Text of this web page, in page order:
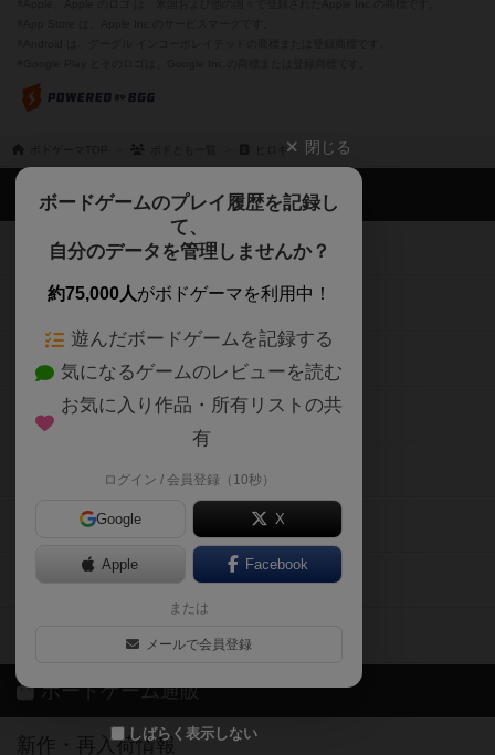
ヒロキ 閉じる
ボードゲームのプレイ履歴を記録し
て、
自分のデータを管理しませんか？
約75,000人がボドゲーマを利用中！
遊んだボードゲームを記録する
気になるゲームのレビューを読む
お気に入り作品・所有リストの共
有
ログイン / 会員登録（10秒）
Google X
Apple Facebook
または
メールで会員登録
しばらく表示しない
ボドゲーマTOP
ボードゲームを検索する
ボードゲームの新着レビュー
ボードゲーム会情報
メカニクス特集
掲示板・トピックス
ボドとも・会員一覧
ボードゲーム業界コラム
ボドゲーマご利用案内
ボードゲーム通販
新作・再入荷情報